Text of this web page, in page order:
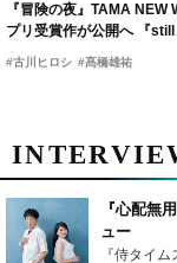
『冒険の夜』TAMA NEW
プリ受賞作が公開へ 『
時上映決定
#古川ヒロシ #髙橋雄祐
『心配無
ュー